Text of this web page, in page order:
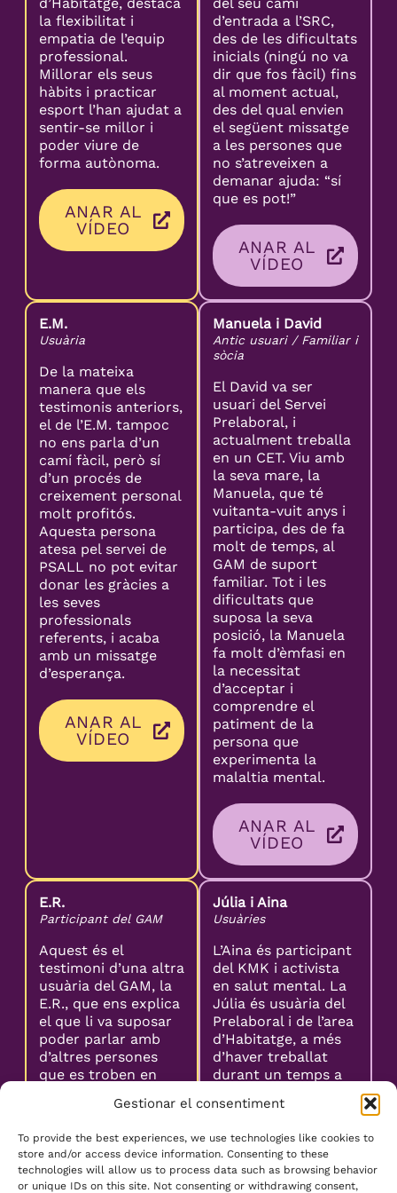
Gestionar el consentiment
To provide the best experiences, we use technologies like cookies to
store and/or access device information. Consenting to these
technologies will allow us to process data such as browsing behavior
or unique IDs on this site. Not consenting or withdrawing consent,
la flexibilitat i
empatia de l’equip
professional.
Millorar els seus
hàbits i practicar
esport l’han ajudat a
sentir-se millor i
poder viure de
forma autònoma.
ANAR AL
VÍDEO
d’entrada a l’SRC,
des de les dificultats
inicials (ningú no va
dir que fos fàcil) fins
al moment actual,
des del qual envien
el següent missatge
a les persones que
no s’atreveixen a
demanar ajuda: “sí
que es pot!”
ANAR AL
VÍDEO
E.M.
Usuària
De la mateixa
manera que els
testimonis anteriors,
el de l’E.M. tampoc
no ens parla d’un
camí fàcil, però sí
d’un procés de
creixement personal
molt profitós.
Aquesta persona
atesa pel servei de
PSALL no pot evitar
donar les gràcies a
les seves
professionals
referents, i acaba
amb un missatge
d’esperança.
ANAR AL
VÍDEO
Manuela i David
Antic usuari / Familiar i
sòcia
El David va ser
usuari del Servei
Prelaboral, i
actualment treballa
en un CET. Viu amb
la seva mare, la
Manuela, que té
vuitanta-vuit anys i
participa, des de fa
molt de temps, al
GAM de suport
familiar. Tot i les
dificultats que
suposa la seva
posició, la Manuela
fa molt d’èmfasi en
la necessitat
d’acceptar i
comprendre el
patiment de la
persona que
experimenta la
malaltia mental.
ANAR AL
VÍDEO
E.R.
Participant del GAM
Aquest és el
testimoni d’una altra
usuària del GAM, la
E.R., que ens explica
el que li va suposar
poder parlar amb
d’altres persones
que es troben en
seva. El Grup d’Ajuda
per recuperar la
cura de sí mateixa i
per aprendre més
Júlia i Aina
Usuàries
L’Aina és participant
del KMK i activista
en salut mental. La
Júlia és usuària del
Prelaboral i de l’area
d’Habitatge, a més
d’haver treballat
durant un temps a
dues estan d’acord
problema de salut
mental o malestar
emocional, demanar